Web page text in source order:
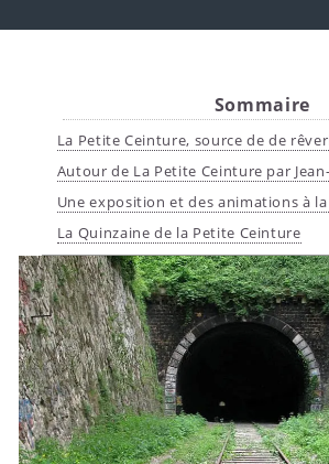
Sommaire
La Petite Ceinture, source de de
Autour de La Petite Ceinture par
Une exposition et des animations à
La Quinzaine de la Petite Ceinture